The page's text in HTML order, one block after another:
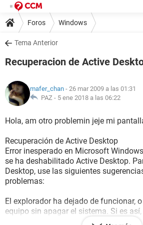
Foros Windows
Tema Anterior
Recuperacion de Active
mafer_chan - 26 mar 2009 a las 01:31
PAZ - 5 ene 2018 a las 06:22
Hola, am otro problemin jeje mi
Recuperación de Active Desktop
Error inesperado en Microsoft
se ha deshabilitado Active Desktop.
Desktop, use las siguientes
problemas:
El explorador ha dejado de funcionar,
equipo sin apagar el sistema. Si es